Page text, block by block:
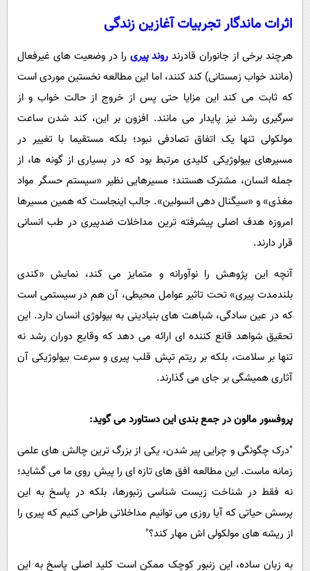
اثرات ماندگار تجربیات آغازین زندگی
هرچند برخی از جانوران قادرند روند پیری را در وضعیت های غیرفعال
(مانند خواب زمستانی) کند کنند، اما این مطالعه نخستین موردی است
که ثابت می کند این مزایا حتی پس از خروج از حالت خواب و از
سرگیری رشد نیز پایدار می مانند. افزون بر این، کند شدن ساعت
مولکولی تنها یک اتفاق تصادفی نبود؛ بلکه مستقیما با تغییر در
مسیرهای بیولوژیکی کلیدی مرتبط بود که در بسیاری از گونه ها، از
جمله انسان، مشترک هستند؛ مسیرهایی نظیر «سیستم حسگر مواد
مغذی» و «سیگنال دهی انسولین». جالب اینجاست که همین مسیرها
امروزه هدف اصلی پیشرفته ترین مداخلات ضدپیری در طب انسانی
قرار دارند.
آنچه این پژوهش را نوآورانه و متمایز می کند، نمایش «کندی
بلندمدت پیری» تحت تاثیر عوامل محیطی، آن هم در سیستمی است
که در عین سادگی، شباهت های بنیادینی به بیولوژی انسان دارد. این
تحقیق شواهد قانع کننده ای ارائه می دهد که وقایع دوران رشد نه
تنها بر سلامت، بلکه بر ریتم تپش قلب پیری و سرعت بیولوژیکی آن
آثاری همیشگی بر جای می گذارند.
پروفسور مالون در جمع بندی این دستاورد می گوید:
"درک چگونگی و چرایی پیر شدن، یکی از بزرگ ترین چالش های علمی
زمانه ماست. این مطالعه افق های تازه ای را پیش روی ما می گشاید؛
نه فقط در شناخت زیست شناسی زنبورها، بلکه در پاسخ به این
پرسش حیاتی که آیا روزی می توانیم مداخلاتی طراحی کنیم که پیری را
از ریشه های مولکولی اش مهار کند؟"
به زبان ساده، این زنبور کوچک ممکن است کلید اصلی پاسخ به این